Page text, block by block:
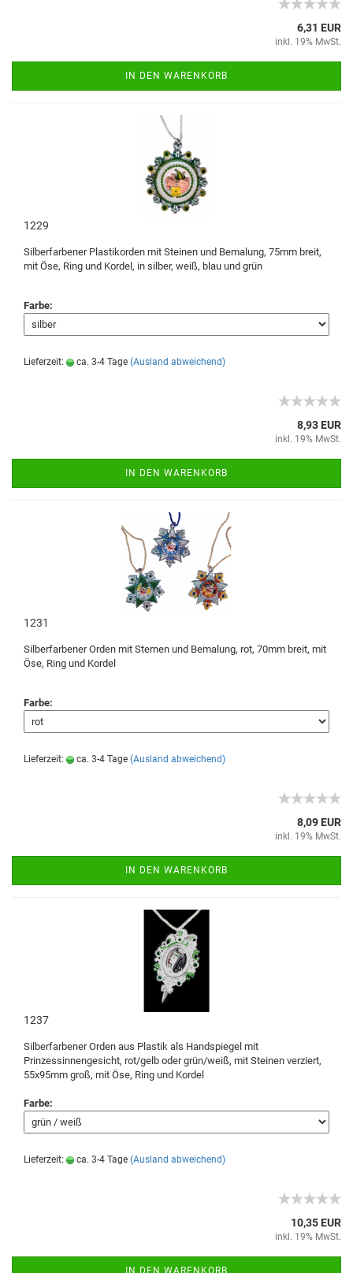
6,31 EUR
inkl. 19% MwSt.
IN DEN WARENKORB
1229
Silberfarbener Plastikorden mit Steinen und Bemalung, 75mm breit,
mit Öse, Ring und Kordel, in silber, weiß, blau und grün
Farbe:
Lieferzeit: ca. 3-4 Tage (Ausland abweichend)
8,93 EUR
inkl. 19% MwSt.
IN DEN WARENKORB
1231
Silberfarbener Orden mit Sternen und Bemalung, rot, 70mm breit, mit
Öse, Ring und Kordel
Farbe:
Lieferzeit: ca. 3-4 Tage (Ausland abweichend)
8,09 EUR
inkl. 19% MwSt.
IN DEN WARENKORB
1237
Silberfarbener Orden aus Plastik als Handspiegel mit
Prinzessinnengesicht, rot/gelb oder grün/weiß, mit Steinen verziert,
55x95mm groß, mit Öse, Ring und Kordel
Farbe:
Lieferzeit: ca. 3-4 Tage (Ausland abweichend)
10,35 EUR
inkl. 19% MwSt.
IN DEN WARENKORB